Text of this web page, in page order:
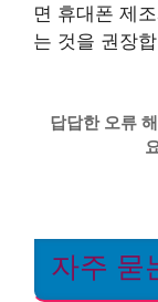
면 휴대폰 제
는 것을 권장
답답한 오류
자주 묻